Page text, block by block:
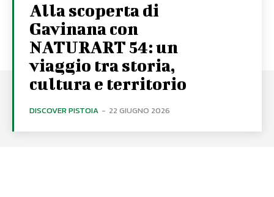
Alla scoperta di
Gavinana con
NATURART 54: un
viaggio tra storia,
cultura e territorio
DISCOVER PISTOIA - 22 GIUGNO 2026